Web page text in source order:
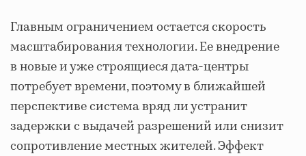
Главным ограничением остается скорость
масштабирования технологии. Ее внедрение
в новые и уже строящиеся дата-центры
потребует времени, поэтому в ближайшей
перспективе система вряд ли устранит
задержки с выдачей разрешений или снизит
сопротивление местных жителей. Эффект